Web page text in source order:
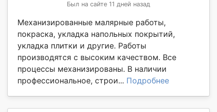
Был на сайте 11 дней назад
Механизированные малярные работы,
покраска, укладка напольных покрытий,
укладка плитки и другие. Работы
производятся с высоким качеством. Все
процессы механизированы. В наличии
профессиональное, строи... Подробнее